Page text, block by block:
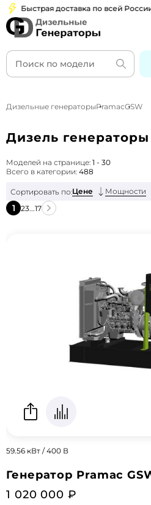
доставка по всей России
Дизельные генераторыPramacGSW
Дизель генераторы
Моделей на странице: 1 - 30
Всего в категории: 488
Сортировать по:Цене Мощности
1 23...17
59.56 кВт / 400 В
Генератор Pramac
1 020 000 ₽